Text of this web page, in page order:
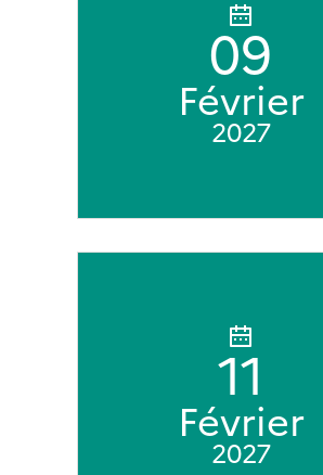
09
Février
2027
11
Février
2027